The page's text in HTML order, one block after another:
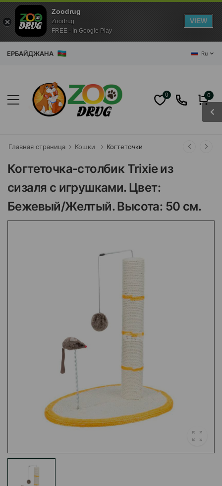
Ru
0 0
Главная страница Кошки Когтеточки
Когтеточка-столбик Trixie из
сизаля с игрушками. Цвет:
Бежевый/Желтый. Высота: 50 см.
Zoodrug
Zoodrug
FREE - In Google Play
VIEW